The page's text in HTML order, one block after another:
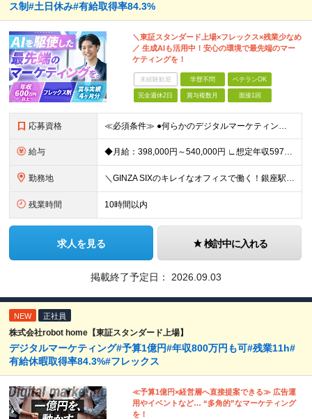
ス制#土日休み#有給取得率84.3%
＼東証スタンダード上場×フレックス×残業少なめ
／ 生成AIも活用中！安心の環境で最先端のマー
ケティングを！
未経験歓迎 学歴不問 ベテランOK
完全週休2日 賞与複数月 面接1回
応募資格 ≪必須条件≫ ●何らかのデジタルマーケティング実務経験（toB・toC不問） ●学歴不問 ★20代・30代活躍中 ～こんな方大歓迎～ ◎MA/CRMツールの設計・運用実務経験（1年以上） ◎リードス
給与 ◆月給：398,000円～540,000円 ∟想定年収597万円～810万円 ※経験・スキルにより、給与額を決定します ※上記月給には固定残業代（月20時間分/53,600円～72,800円）を含み
勤務地 ＼GINZA SIXのキレイなオフィスで働く！銀座駅・東銀座駅から徒歩1分／ ★東京都中央区銀座6-10-1 GINZA SIX 9F (変更の範囲)上記を除く当社関連勤務地
残業時間 10時間以内
求人を見る 検討中に入れる
掲載終了予定日： 2026.09.03
NEW 正社員
株式会社robot home【東証スタンダード上場】
デジタルマーケティング#予算1億円#年収800万円も可#残業11h#
有給休暇取得率84.3%#フレックス
≪予算1億円×経営層へ直接提案できる≫ 広告運
用やイベントなど… “多角的”なマーケティング
を！